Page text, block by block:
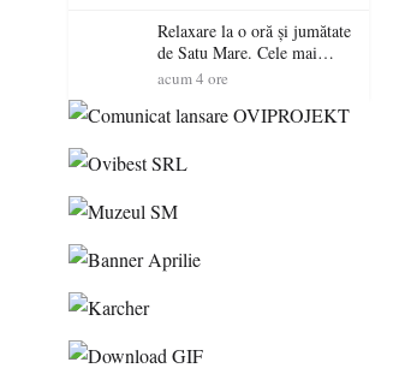
Relaxare la o oră și jumătate
de Satu Mare. Cele mai
spectaculoase piscine
Maramureș, ideale pentru o
acum 4 ore